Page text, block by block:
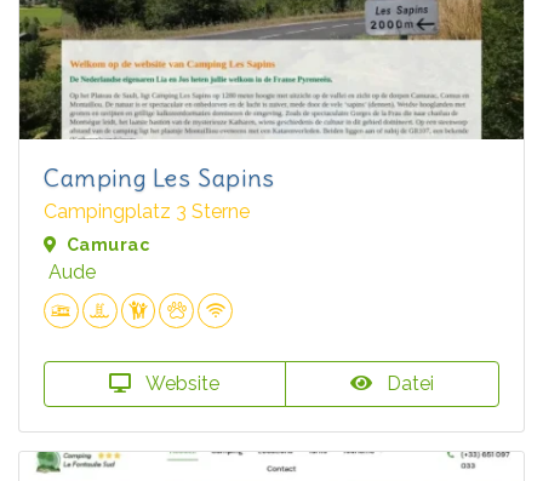
Camping Les Sapins
Campingplatz 3 Sterne
Camurac
Aude
Website Datei